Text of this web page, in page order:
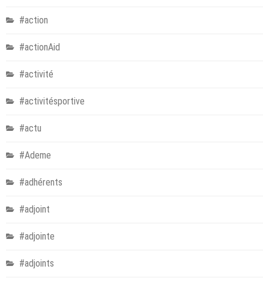
#action
#actionAid
#activité
#activitésportive
#actu
#Ademe
#adhérents
#adjoint
#adjointe
#adjoints